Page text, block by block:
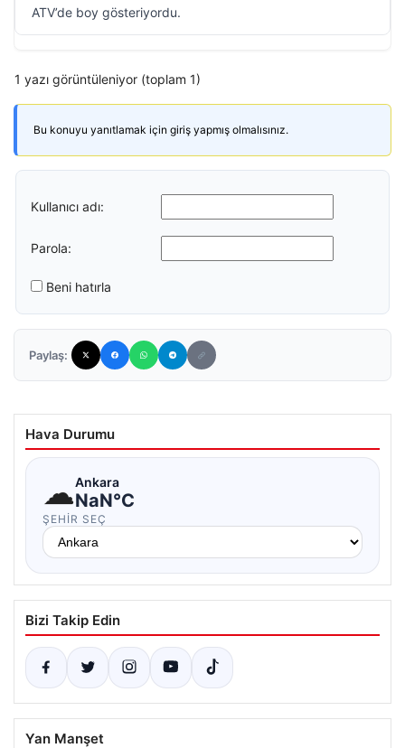
ATV’de boy gösteriyordu.
1 yazı görüntüleniyor (toplam 1)
Bu konuyu yanıtlamak için giriş yapmış olmalısınız.
Kullanıcı adı:
Parola:
Beni hatırla
Paylaş:
Hava Durumu
☁Ankara
NaN°C
ŞEHIR SEÇ
Bizi Takip Edin
Yan Manşet